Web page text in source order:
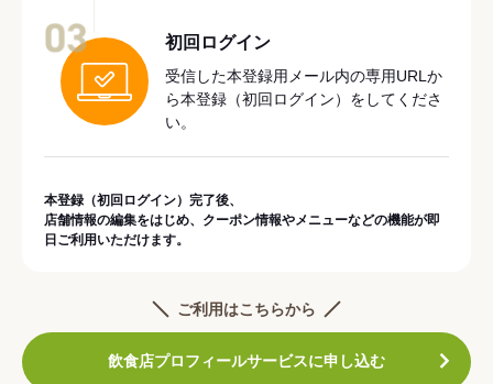
初回ログイン
受信した本登録用メール内の専用URLか
ら本登録（初回ログイン）をしてくださ
い。
本登録（初回ログイン）完了後、
店舗情報の編集をはじめ、クーポン情報やメニューなどの機能が即
日ご利用いただけます。
ご利用はこちらから
飲食店プロフィールサービスに申し込む